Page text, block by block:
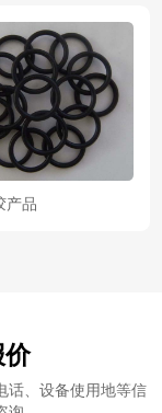
产品
话、设备使用地等信